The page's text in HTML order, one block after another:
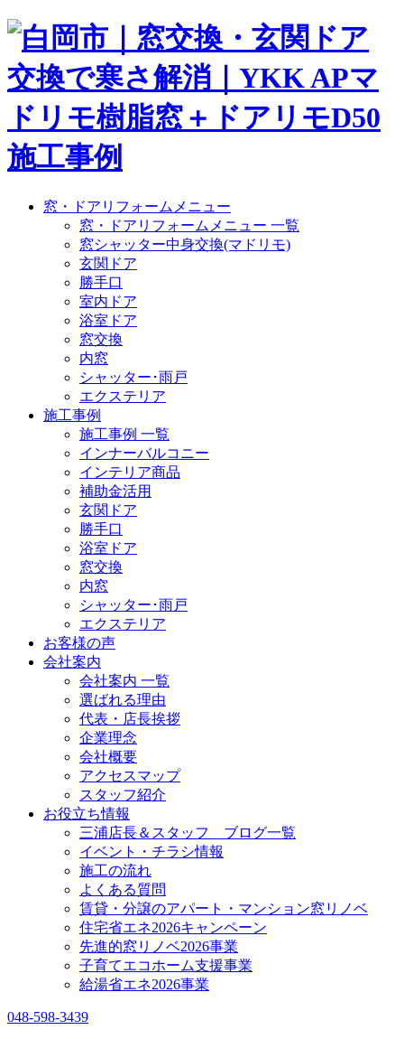
窓・ドアリフォームメニュー
窓・ドアリフォームメニュー 一覧
窓シャッター中身交換(マドリモ)
玄関ドア
勝手口
室内ドア
浴室ドア
窓交換
内窓
シャッター･雨戸
エクステリア
施工事例
施工事例 一覧
インナーバルコニー
インテリア商品
補助金活用
玄関ドア
勝手口
浴室ドア
窓交換
内窓
シャッター･雨戸
エクステリア
お客様の声
会社案内
会社案内 一覧
選ばれる理由
代表・店長挨拶
企業理念
会社概要
アクセスマップ
スタッフ紹介
お役立ち情報
三浦店長＆スタッフ ブログ一覧
イベント・チラシ情報
施工の流れ
よくある質問
賃貸・分譲のアパート・マンション窓リノベ
住宅省エネ2026キャンペーン
先進的窓リノベ2026事業
子育てエコホーム支援事業
給湯省エネ2026事業
048-598-3439